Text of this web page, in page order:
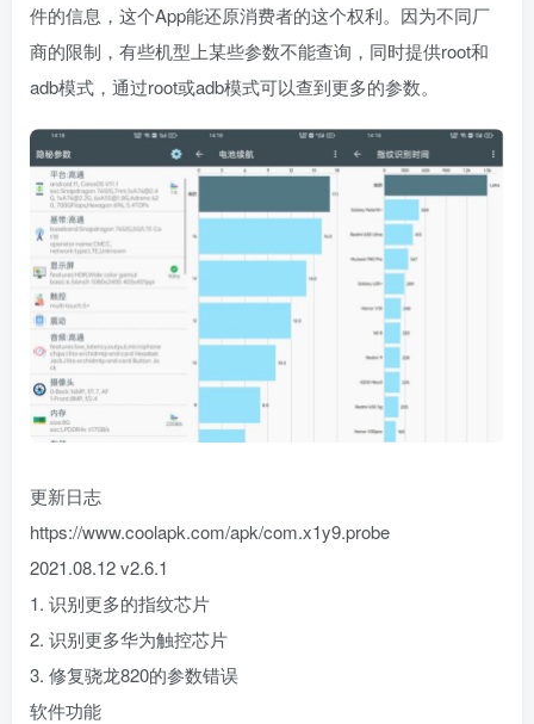
件的信息，这个App能还原消费者的这个权利。因为不同厂
商的限制，有些机型上某些参数不能查询，同时提供root和
adb模式，通过root或adb模式可以查到更多的参数。
更新日志
https://www.coolapk.com/apk/com.x1y9.probe
2021.08.12 v2.6.1
1. 识别更多的指纹芯片
2. 识别更多华为触控芯片
3. 修复骁龙820的参数错误
软件功能